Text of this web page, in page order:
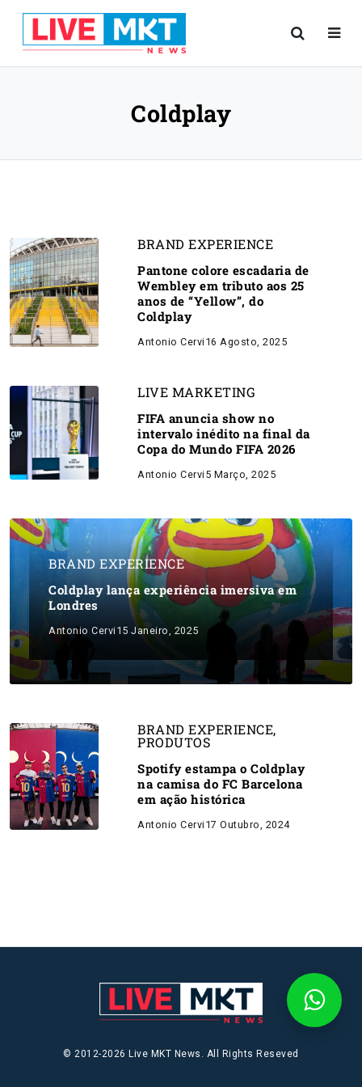
Coldplay
BRAND EXPERIENCE
Pantone colore escadaria de
Wembley em tributo aos 25
anos de “Yellow”, do
Coldplay
Antonio Cervi 16 Agosto, 2025
LIVE MARKETING
FIFA anuncia show no
intervalo inédito na final da
Copa do Mundo FIFA 2026
Antonio Cervi 5 Março, 2025
BRAND EXPERIENCE
Coldplay lança experiência imersiva em
Londres
Antonio Cervi 15 Janeiro, 2025
BRAND EXPERIENCE,
PRODUTOS
Spotify estampa o Coldplay
na camisa do FC Barcelona
em ação histórica
Antonio Cervi 17 Outubro, 2024
© 2012-2026 Live MKT News. All Rights Reseved